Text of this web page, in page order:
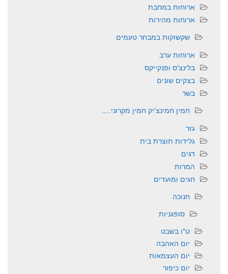
ארוחות במחבת
ארוחות מהירות
שקשוקות במבחר טעמים
ארוחות ערב
בלינצ'ס ופנקייקס
בצקים שונים
בשר
חמין חמינצ'יק חמין מקרוני….
גזר
גלידות תוצרת בית
דגים
המרות
חגים ומועדים
חנוכה
סופגניות
ט"ו בשבט
יום האהבה
יום העצמאות
יום כיפור